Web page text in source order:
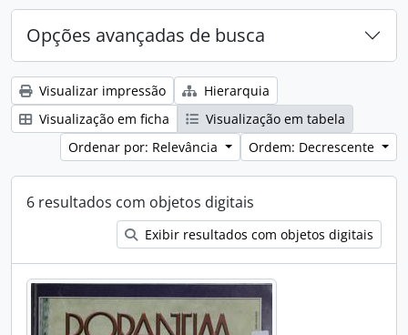
Opções avançadas de busca
Visualizar impressão
Hierarquia
Visualização em ficha
Visualização em tabela
Ordenar por: Relevância
Ordem: Decrescente
6 resultados com objetos digitais
Exibir resultados com objetos digitais